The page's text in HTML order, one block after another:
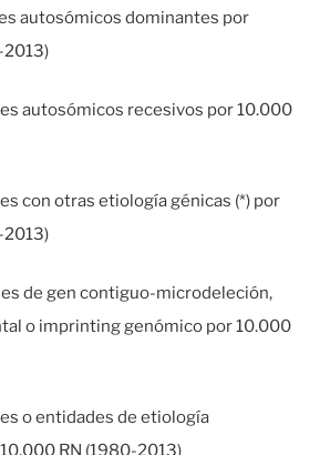
autosómicos dominantes por
2013)
autosómicos recesivos por 10.000
con otras etiología génicas (*) por
2013)
de gen contiguo-microdeleción,
o imprinting genómico por 10.000
o entidades de etiología
RN (1980-2013)